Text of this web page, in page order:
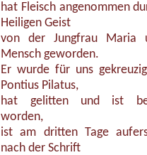
hat Fleisch angenommen
Heiligen Geist
von der Jungfrau Maria
Mensch geworden.
Er wurde für uns
Pontius Pilatus,
hat gelitten und ist
worden,
ist am dritten Tage
nach der Schrift